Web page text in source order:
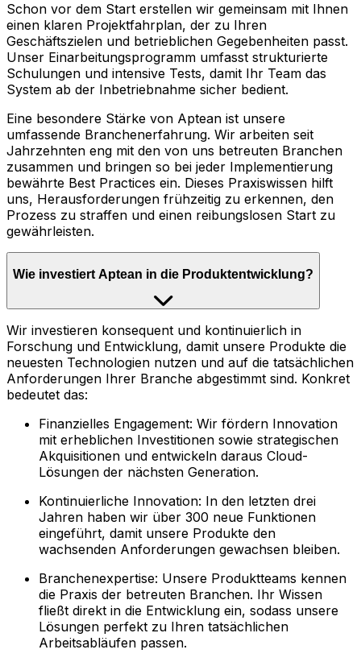
Schon vor dem Start erstellen wir gemeinsam mit Ihnen
einen klaren Projektfahrplan, der zu Ihren
Geschäftszielen und betrieblichen Gegebenheiten passt.
Unser Einarbeitungsprogramm umfasst strukturierte
Schulungen und intensive Tests, damit Ihr Team das
System ab der Inbetriebnahme sicher bedient.
Eine besondere Stärke von Aptean ist unsere
umfassende Branchenerfahrung. Wir arbeiten seit
Jahrzehnten eng mit den von uns betreuten Branchen
zusammen und bringen so bei jeder Implementierung
bewährte Best Practices ein. Dieses Praxiswissen hilft
uns, Herausforderungen frühzeitig zu erkennen, den
Prozess zu straffen und einen reibungslosen Start zu
gewährleisten.
Wie investiert Aptean in die Produktentwicklung?
Wir investieren konsequent und kontinuierlich in
Forschung und Entwicklung, damit unsere Produkte die
neuesten Technologien nutzen und auf die tatsächlichen
Anforderungen Ihrer Branche abgestimmt sind. Konkret
bedeutet das:
Finanzielles Engagement: Wir fördern Innovation
mit erheblichen Investitionen sowie strategischen
Akquisitionen und entwickeln daraus Cloud-
Lösungen der nächsten Generation.
Kontinuierliche Innovation: In den letzten drei
Jahren haben wir über 300 neue Funktionen
eingeführt, damit unsere Produkte den
wachsenden Anforderungen gewachsen bleiben.
Branchenexpertise: Unsere Produktteams kennen
die Praxis der betreuten Branchen. Ihr Wissen
fließt direkt in die Entwicklung ein, sodass unsere
Lösungen perfekt zu Ihren tatsächlichen
Arbeitsabläufen passen.